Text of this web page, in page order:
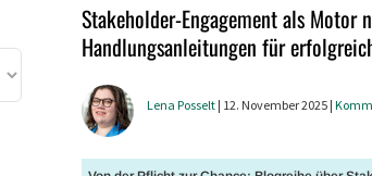
Stakeholder-Engagement als Motor
Handlungsanleitungen für
Lena Posselt | 12. November 2025 |